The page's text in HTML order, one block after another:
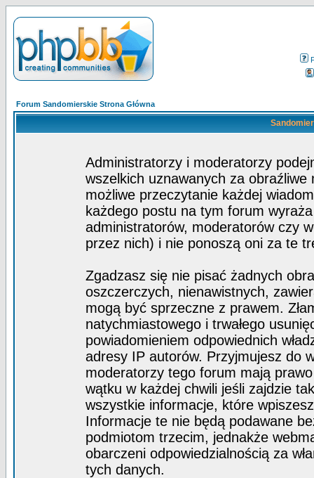
Forum Sandomierskie Strona Główna
Administratorzy i moderatorzy
wszelkich uznawanych za obraźliwe
możliwe przeczytanie każdej
każdego postu na tym forum
administratorów, moderatorów czy
przez nich) i nie ponoszą oni za te
Zgadzasz się nie pisać żadnych
oszczerczych, nienawistnych,
mogą być sprzeczne z prawem.
natychmiastowego i trwałego
powiadomieniem odpowiednich
adresy IP autorów. Przyjmujesz do
moderatorzy tego forum mają
wątku w każdej chwili jeśli zajdzie
wszystkie informacje, które
Informacje te nie będą podawane
podmiotom trzecim, jednakże
obarczeni odpowiedzialnością za
tych danych.